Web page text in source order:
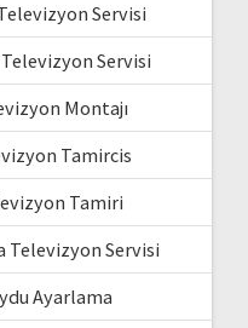
Servisi
Servisi
Montajı
Tamircis
Tamiri
Televizyon Servisi
Ayarlama